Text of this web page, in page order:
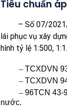
Tiêu chuẩn
– Số 07/2021/
lái phục vụ xây
hình tỷ lệ 1:500,
– TCXDVN
– TCXDVN
– 96TCN 43-
nước.